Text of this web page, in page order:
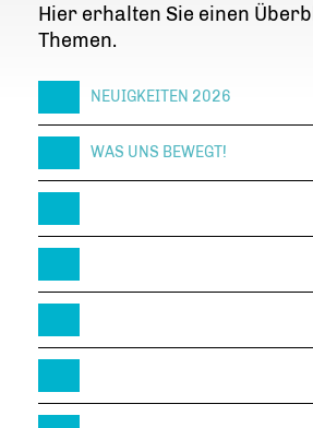
Hier erhalten Sie einen
Themen.
NEUIGKEITEN 2026
WAS UNS BEWEGT!